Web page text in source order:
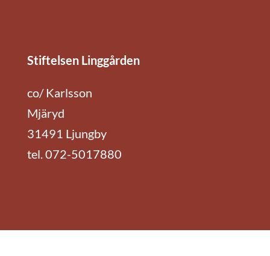
Stiftelsen Linggården
co/ Karlsson
Mjäryd
31491 Ljungby
tel. 072-5017880